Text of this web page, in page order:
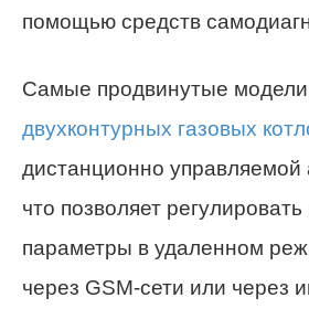
помощью средств
Самые продвинутые
двухконтурных газовых
дистанционно управляемой
что позволяет
параметры в удаленном
через GSM-сети или через